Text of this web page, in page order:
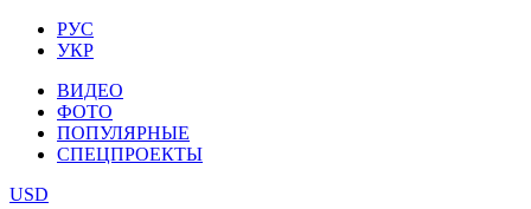
РУС
УКР
ВИДЕО
ФОТО
ПОПУЛЯРНЫЕ
СПЕЦПРОЕКТЫ
USD